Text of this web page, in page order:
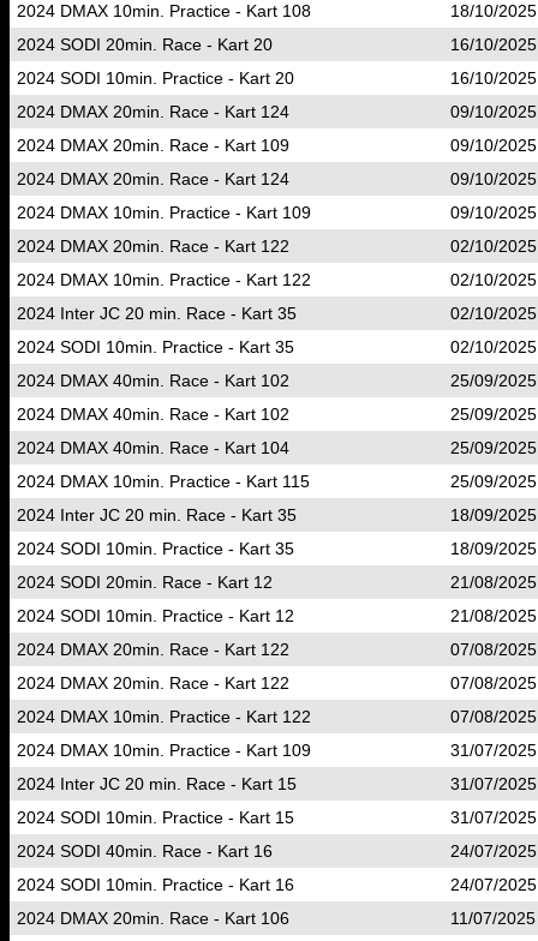
2024 DMAX 10min. Practice - Kart 108
18/10/
2024 SODI 20min. Race - Kart 20
16/10/
2024 SODI 10min. Practice - Kart 20
16/10/
2024 DMAX 20min. Race - Kart 124
09/10/
2024 DMAX 20min. Race - Kart 109
09/10/
2024 DMAX 20min. Race - Kart 124
09/10/
2024 DMAX 10min. Practice - Kart 109
09/10/
2024 DMAX 20min. Race - Kart 122
02/10/
2024 DMAX 10min. Practice - Kart 122
02/10/
2024 Inter JC 20 min. Race - Kart 35
02/10/
2024 SODI 10min. Practice - Kart 35
02/10/
2024 DMAX 40min. Race - Kart 102
25/09/
2024 DMAX 40min. Race - Kart 102
25/09/
2024 DMAX 40min. Race - Kart 104
25/09/
2024 DMAX 10min. Practice - Kart 115
25/09/
2024 Inter JC 20 min. Race - Kart 35
18/09/
2024 SODI 10min. Practice - Kart 35
18/09/
2024 SODI 20min. Race - Kart 12
21/08/
2024 SODI 10min. Practice - Kart 12
21/08/
2024 DMAX 20min. Race - Kart 122
07/08/
2024 DMAX 20min. Race - Kart 122
07/08/
2024 DMAX 10min. Practice - Kart 122
07/08/
2024 DMAX 10min. Practice - Kart 109
31/07/
2024 Inter JC 20 min. Race - Kart 15
31/07/
2024 SODI 10min. Practice - Kart 15
31/07/
2024 SODI 40min. Race - Kart 16
24/07/
2024 SODI 10min. Practice - Kart 16
24/07/
2024 DMAX 20min. Race - Kart 106
11/07/